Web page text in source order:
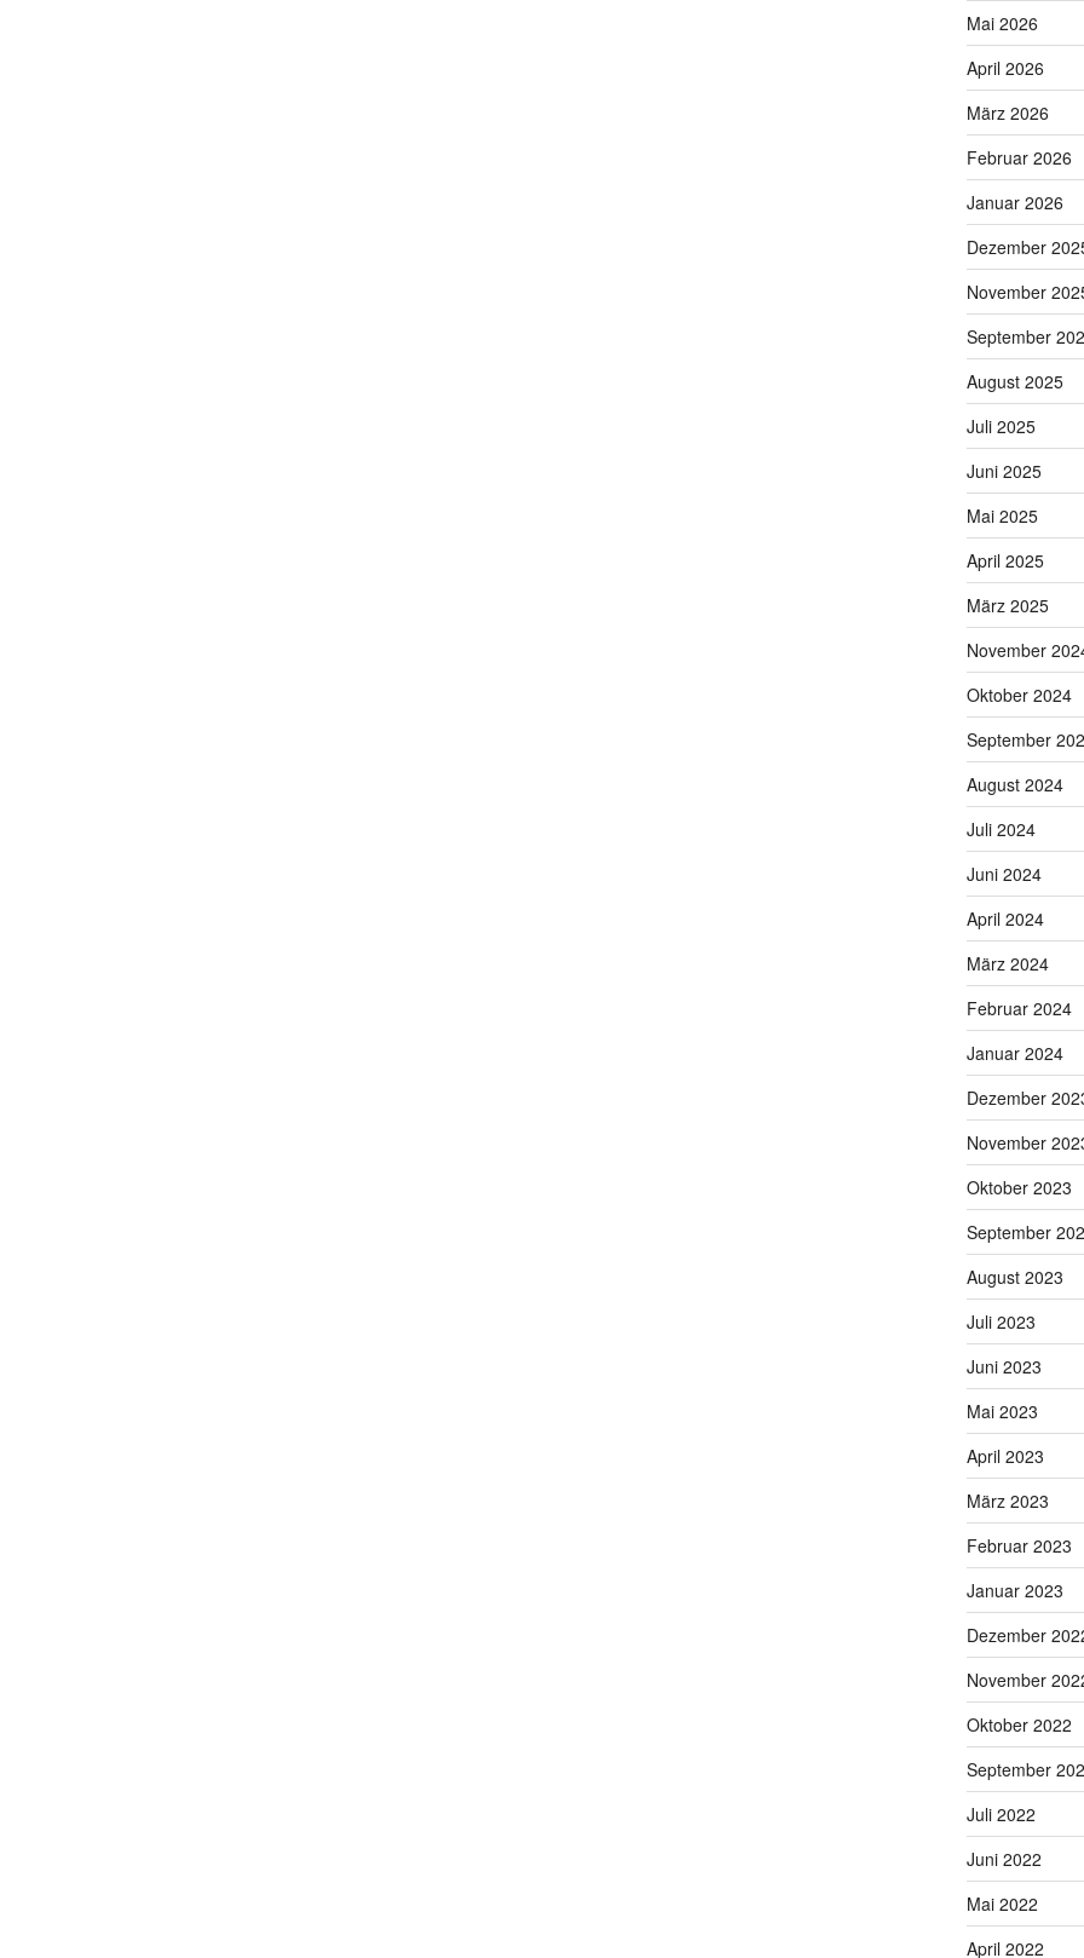
Mai 2026
April 2026
März 2026
Februar 2026
Januar 2026
Dezember
November
September
August 2025
Juli 2025
Juni 2025
Mai 2025
April 2025
März 2025
November
Oktober 2024
September
August 2024
Juli 2024
Juni 2024
April 2024
März 2024
Februar 2024
Januar 2024
Dezember
November
Oktober 2023
September
August 2023
Juli 2023
Juni 2023
Mai 2023
April 2023
März 2023
Februar 2023
Januar 2023
Dezember
November
Oktober 2022
September
Juli 2022
Juni 2022
Mai 2022
April 2022